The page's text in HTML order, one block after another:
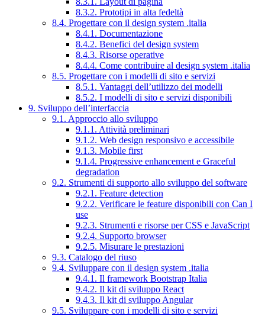
8.3.2. Prototipi in alta fedeltà
8.4. Progettare con il design system .italia
8.4.1. Documentazione
8.4.2. Benefici del design system
8.4.3. Risorse operative
8.4.4. Come contribuire al design system .italia
8.5. Progettare con i modelli di sito e servizi
8.5.1. Vantaggi dell’utilizzo dei modelli
8.5.2. I modelli di sito e servizi disponibili
9. Sviluppo dell’interfaccia
9.1. Approccio allo sviluppo
9.1.1. Attività preliminari
9.1.2. Web design responsivo e accessibile
9.1.3. Mobile first
9.1.4. Progressive enhancement e Graceful
degradation
9.2. Strumenti di supporto allo sviluppo del software
9.2.1. Feature detection
9.2.2. Verificare le feature disponibili con Can I
use
9.2.3. Strumenti e risorse per CSS e JavaScript
9.2.4. Supporto browser
9.2.5. Misurare le prestazioni
9.3. Catalogo del riuso
9.4. Sviluppare con il design system .italia
9.4.1. Il framework Bootstrap Italia
9.4.2. Il kit di sviluppo React
9.4.3. Il kit di sviluppo Angular
9.5. Sviluppare con i modelli di sito e servizi